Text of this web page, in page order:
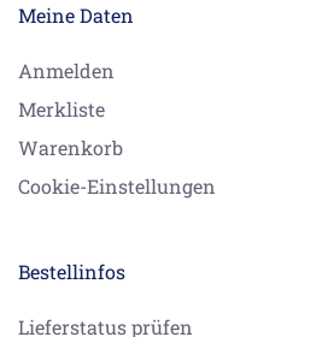
Meine Daten
Anmelden
Merkliste
Warenkorb
Cookie-Einstellungen
Bestellinfos
Lieferstatus prüfen